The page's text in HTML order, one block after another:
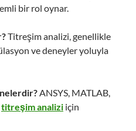
bir rol oynar.
Titreşim analizi, genellikle
ve deneyler yoluyla
nelerdir?ANSYS, MATLAB,
titreşim analizi için